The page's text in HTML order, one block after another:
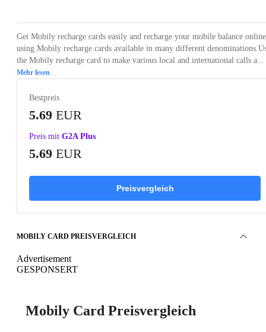
Get Mobily recharge cards easily and recharge your mobile balance online
using Mobily recharge cards available in many different
the Mobily recharge card to make various local and international calls a...
Mehr lesen
Bestpreis
5.69 EUR
Preis mit G2A Plus
5.69 EUR
Preisvergleich
MOBILY CARD PREISVERGLEICH
Advertisement
GESPONSERT
Mobily Card Preisvergleich